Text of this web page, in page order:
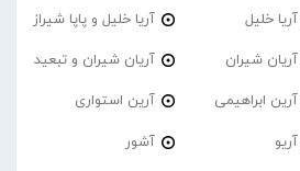
آریا خلیل آریا خلیل و پاپا شیراز
آریان شیران آریان شیران و تبعید
آرین ابراهیمی آرین استواری
آریو آشور